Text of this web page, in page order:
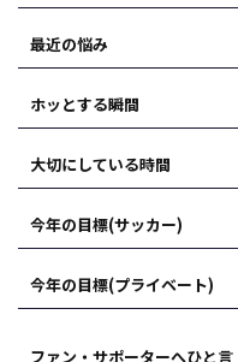
最近の悩み
ホッとする瞬間
大切にしている時間
今年の目標(サッカー)
今年の目標(プライベート)
ファン・サポーターへひと言